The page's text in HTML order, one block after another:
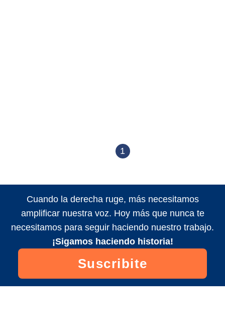
1
Cuando la derecha ruge, más necesitamos
amplificar nuestra voz. Hoy más que nunca te
necesitamos para seguir haciendo nuestro trabajo.
¡Sigamos haciendo historia!
Suscribite